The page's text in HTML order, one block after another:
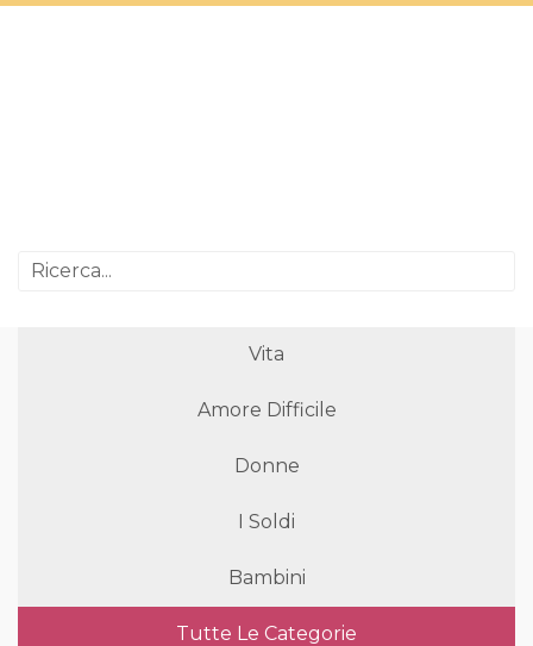
Vita
Amore Difficile
Donne
I Soldi
Bambini
Tutte Le Categorie